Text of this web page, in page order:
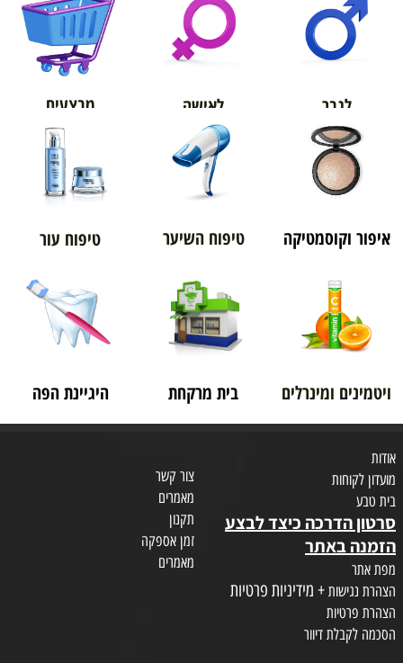
אורטופדיה
לגבר לאישה מבצעים
איפור וקוסמטיקה טיפוח השיער טיפוח עור
ויטמינים ומינרלים בית מרקחת היגיינת הפה
אודות
מועדון לקוחות
בית טבע
סרטון הדרכה כיצד לבצע
הזמנה באתר
מפת אתר
הצהרת נגישות + מידיניות פרטיות
הצהרת פרטיות
הסכמה לקבלת דיוור
צור קשר
מאמרים
תקנון
זמן אספקה
מאמרים